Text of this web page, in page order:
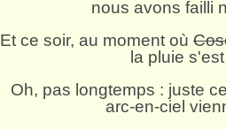
nous avons failli
Et ce soir, au moment où
la pluie
Oh, pas longtemps : juste
arc-en-ciel